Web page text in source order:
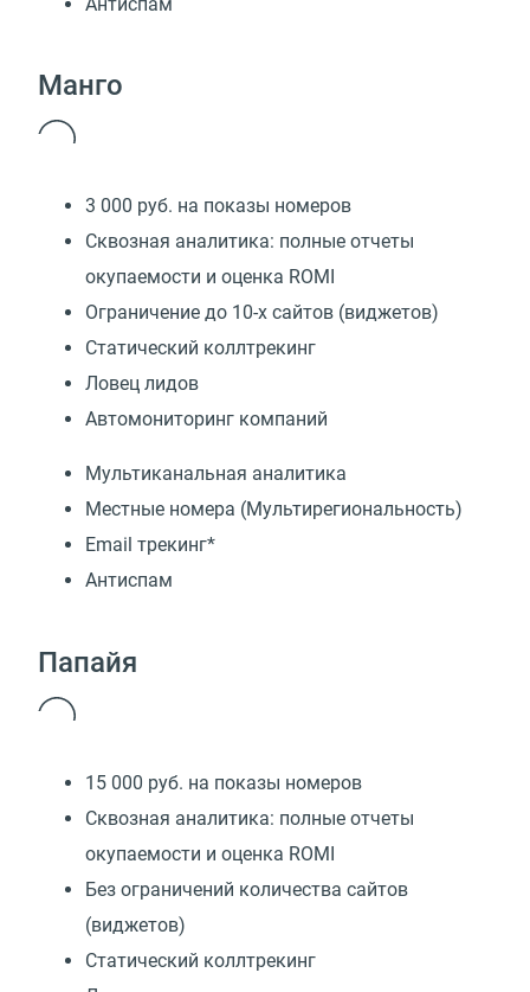
Манго
3 000 руб. на показы номеров
Сквозная аналитика: полные отчеты
окупаемости и оценка ROMI
Ограничение до 10-х сайтов (виджетов)
Статический коллтрекинг
Ловец лидов
Автомониторинг компаний
Мультиканальная аналитика
Местные номера (Мультирегиональность)
Email трекинг*
Антиспам
Папайя
15 000 руб. на показы номеров
Сквозная аналитика: полные отчеты
окупаемости и оценка ROMI
Без ограничений количества сайтов
(виджетов)
Статический коллтрекинг